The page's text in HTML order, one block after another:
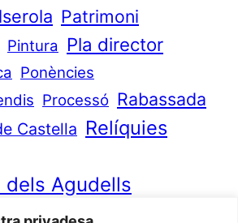
Patrimoni
Pintura Pla director
Ponències
Processó Rabassada
Castella Relíquies
dels Agudells
Jeroni de Cotalba